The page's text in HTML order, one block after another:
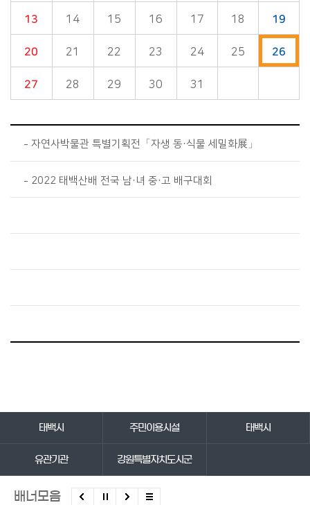
13 14 15 16 17 18 19
20 21 22 23 24 25 26
27 28 29 30 31
자연사박물관 특별기획전「자생 동·식물 세밀화展」
2022 태백산배 전국 남·녀 중·고 배구대회
태백시 주민이용시설 태백시
유관기관 강원특별자치도시군
배너모음